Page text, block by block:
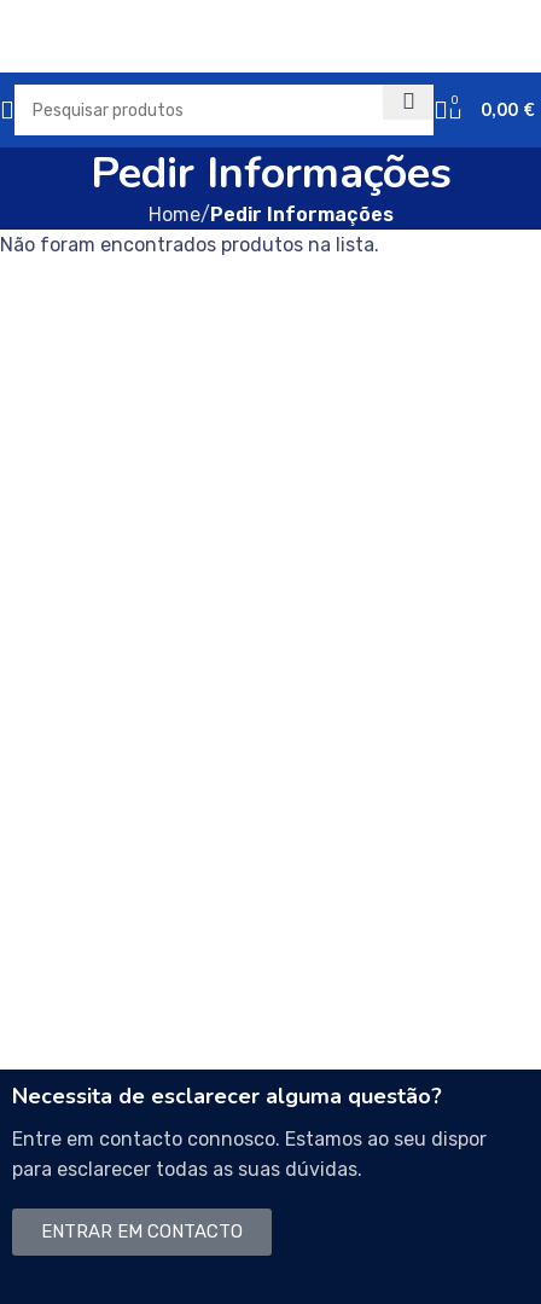
0 0,00 €
Pedir Informações
Home Pedir Informações
Não foram encontrados produtos na lista.
Necessita de esclarecer alguma questão?
Entre em contacto connosco. Estamos ao seu dispor
para esclarecer todas as suas dúvidas.
ENTRAR EM CONTACTO